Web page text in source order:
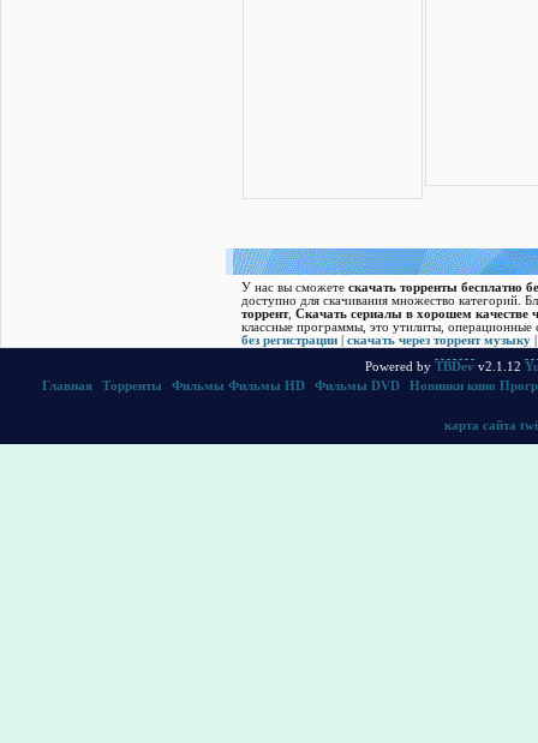
У нас вы сможете скачать торренты бесплатно
доступно для скачивания множество категорий.
торрент, Скачать cериалы в хорошем качестве
классные программы, это утилиты,
без регистрации| скачать через торрент музыку
Powered by TBDev v2.1.12
Главная
Торренты Фильмы Фильмы HD Фильмы DVD Новинки кино
карта сайта